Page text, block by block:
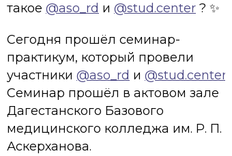
такое @aso_rd и @stud.center ? ✨
Сегодня прошёл семинар-
практикум, который провели
участники @aso_rd и @stud.center
Семинар прошёл в актовом зале
Дагестанского Базового
медицинского колледжа им. Р. П.
Аскерханова.